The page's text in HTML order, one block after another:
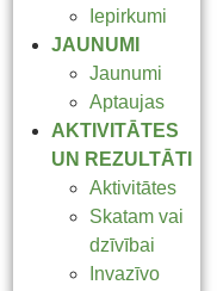
Iepirkumi
JAUNUMI
Jaunumi
Aptaujas
AKTIVITĀTES
UN REZULTĀTI
Aktivitātes
Skatam vai
dzīvībai
Invazīvo